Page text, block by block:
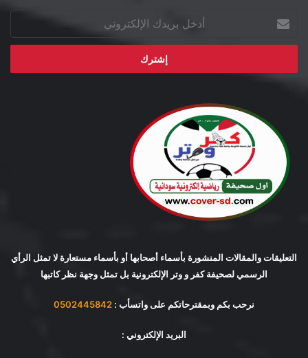
بريدك
الإلكتروني
التعليقات والمقالات المنشورة بأسماء أصحابها أو بأسماء مستعارة لا تمثل الرأي
الرسمي لصحيفة كفر و وتر الإلكترونية بل تمثل وجهة نظر كاتبها
نرحب بكم وبمقترحاتكم على واتسأب : 0502445842
البريد الإلكتروني :